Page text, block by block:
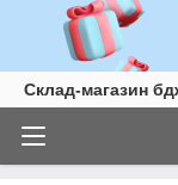
Склад-магазин